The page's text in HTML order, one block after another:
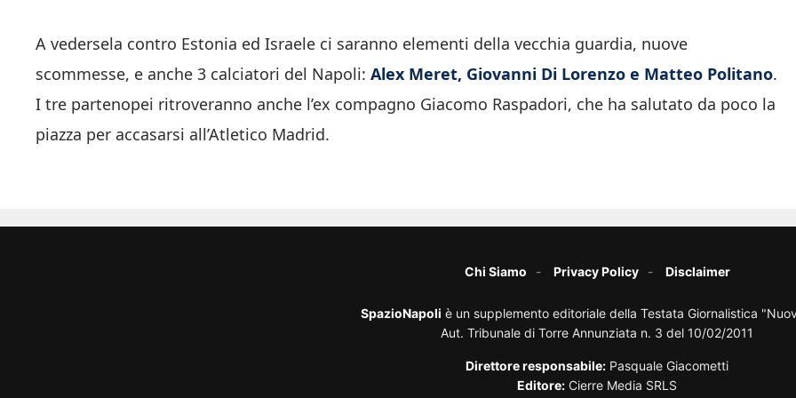
A vedersela contro Estonia ed Israele ci saranno elementi della vecchia guardia, nuove
scommesse, e anche 3 calciatori del Napoli: Alex Meret, Giovanni Di Lorenzo e Matteo Politano.
I tre partenopei ritroveranno anche l’ex compagno Giacomo Raspadori, che ha salutato da poco la
piazza per accasarsi all’Atletico Madrid.
Chi Siamo Privacy Policy Disclaimer
SpazioNapoli è un supplemento editoriale della Testata Giornalistica
Aut. Tribunale di Torre Annunziata n. 3 del 10/02/2011
Direttore responsabile: Pasquale Giacometti
Editore: Cierre Media SRLS